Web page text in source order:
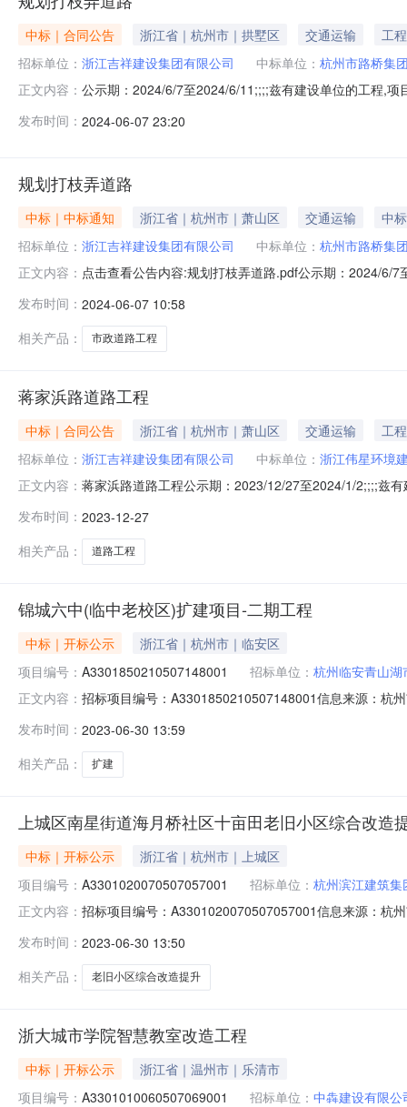
中标｜合同公告 浙江省｜杭州市｜拱墅区 交通运输
工程
招标单位： 浙江吉祥建设集团有限公司 中标单位： 杭州市路桥集
正文内容： 公示期：2024/6/7至2024/6/11;;;;兹有建设单位的工程,
茂;1034.530100;;150;0;0;4浙江园冶生态建设有限公司;
发布时间： 2024-06-07 23:20
规划打枝弄道路
中标｜中标通知 浙江省｜杭州市｜萧山区 交通运输
中
招标单位： 浙江吉祥建设集团有限公司 中标单位： 杭州市路桥集
正文内容： 点击查看公告内容:规划打枝弄道路.pdf公示期：2024/6/
磊;1016.031200;;150;0;0;3厦门市政工程有限公司;杨章
发布时间： 2024-06-07 10:58
相关产品：
市政道路工程
蒋家浜路道路工程
中标｜合同公告 浙江省｜杭州市｜萧山区 交通运输
工程
招标单位： 浙江吉祥建设集团有限公司 中标单位： 浙江伟星环境
正文内容： 蒋家浜路道路工程公示期：2023/12/27至2024/1/2;;;;兹
单个合同金额在750万元及以上的市政道路工程施工总承
发布时间： 2023-12-27
相关产品：
道路工程
锦城六中(临中老校区)扩建项目-二期工程
中标｜开标公示
浙江省｜杭州市｜临安区
项目编号： A3301850210507148001 招标单位： 杭州临安青山
正文内容： 招标项目编号：A3301850210507148001信息来源：杭
历天，投标保证金额：40，投标文件递交时间：2023/
发布时间： 2023-06-30 13:59
相关产品：
扩建
上城区南星街道海月桥社区十亩田老旧小区综合改造
中标｜开标公示
浙江省｜杭州市｜上城区
项目编号： A3301020070507057001 招标单位： 杭州滨江建筑集
正文内容： 招标项目编号：A3301020070507057001信息来源：杭
金额：30，投标文件递交时间：2023/06/29；投标人名
发布时间： 2023-06-30 13:50
相关产品：
老旧小区综合改造提升
浙大城市学院智慧教室改造工程
中标｜开标公示
浙江省｜温州市｜乐清市
项目编号： A3301010060507069001 招标单位： 中犇建设有限公